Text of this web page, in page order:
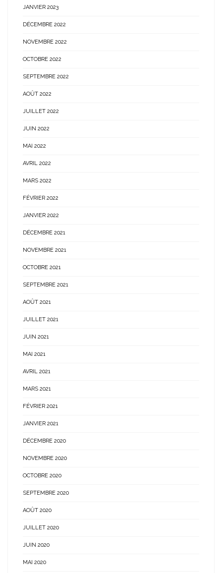
JANVIER 2023
DÉCEMBRE 2022
NOVEMBRE 2022
OCTOBRE 2022
SEPTEMBRE 2022
AOÛT 2022
JUILLET 2022
JUIN 2022
MAI 2022
AVRIL 2022
MARS 2022
FÉVRIER 2022
JANVIER 2022
DÉCEMBRE 2021
NOVEMBRE 2021
OCTOBRE 2021
SEPTEMBRE 2021
AOÛT 2021
JUILLET 2021
JUIN 2021
MAI 2021
AVRIL 2021
MARS 2021
FÉVRIER 2021
JANVIER 2021
DÉCEMBRE 2020
NOVEMBRE 2020
OCTOBRE 2020
SEPTEMBRE 2020
AOÛT 2020
JUILLET 2020
JUIN 2020
MAI 2020